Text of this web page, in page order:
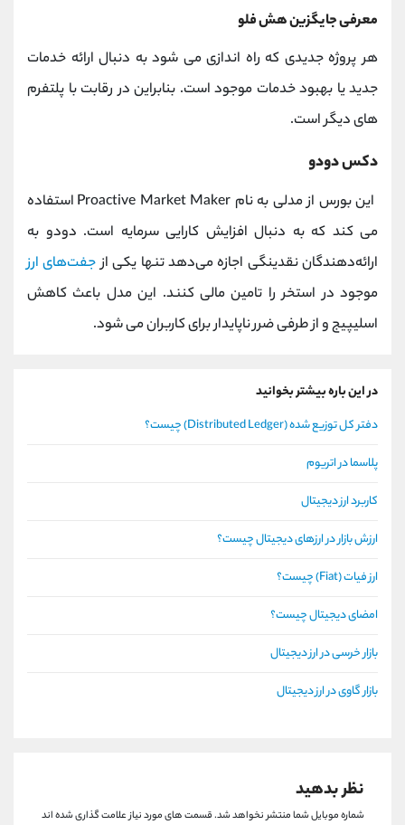
معرفی جایگزین هش فلو
هر پروژه جدیدی که راه اندازی می شود به دنبال ارائه خدمات
جدید یا بهبود خدمات موجود است. بنابراین در رقابت با پلتفرم
های دیگر است.
دکس دودو
این بورس از مدلی به نام Proactive Market Maker استفاده
می کند که به دنبال افزایش کارایی سرمایه است. دودو به
ارائه‌دهندگان نقدینگی اجازه می‌دهد تنها یکی ازجفت‌های ارز
موجود در استخر را تامین مالی کنند. این مدل باعث کاهش
اسلیپیج و از طرفی ضرر ناپایدار برای کاربران می شود.
در این باره بیشتر بخوانید
دفتر کل توزیع شده (Distributed Ledger) چیست؟
پلاسما در اتریوم
کاربرد ارز دیجیتال
ارزش بازار در ارزهای دیجیتال چیست؟
ارز فیات (Fiat) چیست؟
امضای دیجیتال چیست؟
بازار خرسی در ارز دیجیتال
بازار گاوی در ارز دیجیتال
نظر بدهید
شماره موبایل شما منتشر نخواهد شد.قسمت های مورد نیاز علامت گذاری شده اند